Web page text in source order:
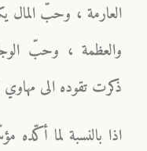
العارمة ، وحبّ المال
والعظمة ، وحبّ
ذكرت تقوده الى مهاوي
اذا بالنسبة لما أكّده